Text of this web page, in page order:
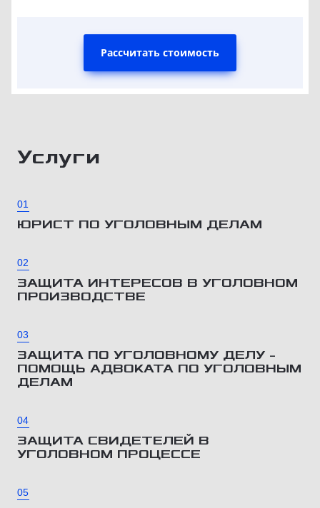
Рассчитать стоимость
Услуги
01
ЮРИСТ ПО УГОЛОВНЫМ ДЕЛАМ
02
ЗАЩИТА ИНТЕРЕСОВ В УГОЛОВНОМ
ПРОИЗВОДСТВЕ
03
ЗАЩИТА ПО УГОЛОВНОМУ ДЕЛУ –
ПОМОЩЬ АДВОКАТА ПО УГОЛОВНЫМ
ДЕЛАМ
04
ЗАЩИТА СВИДЕТЕЛЕЙ В
УГОЛОВНОМ ПРОЦЕССЕ
05